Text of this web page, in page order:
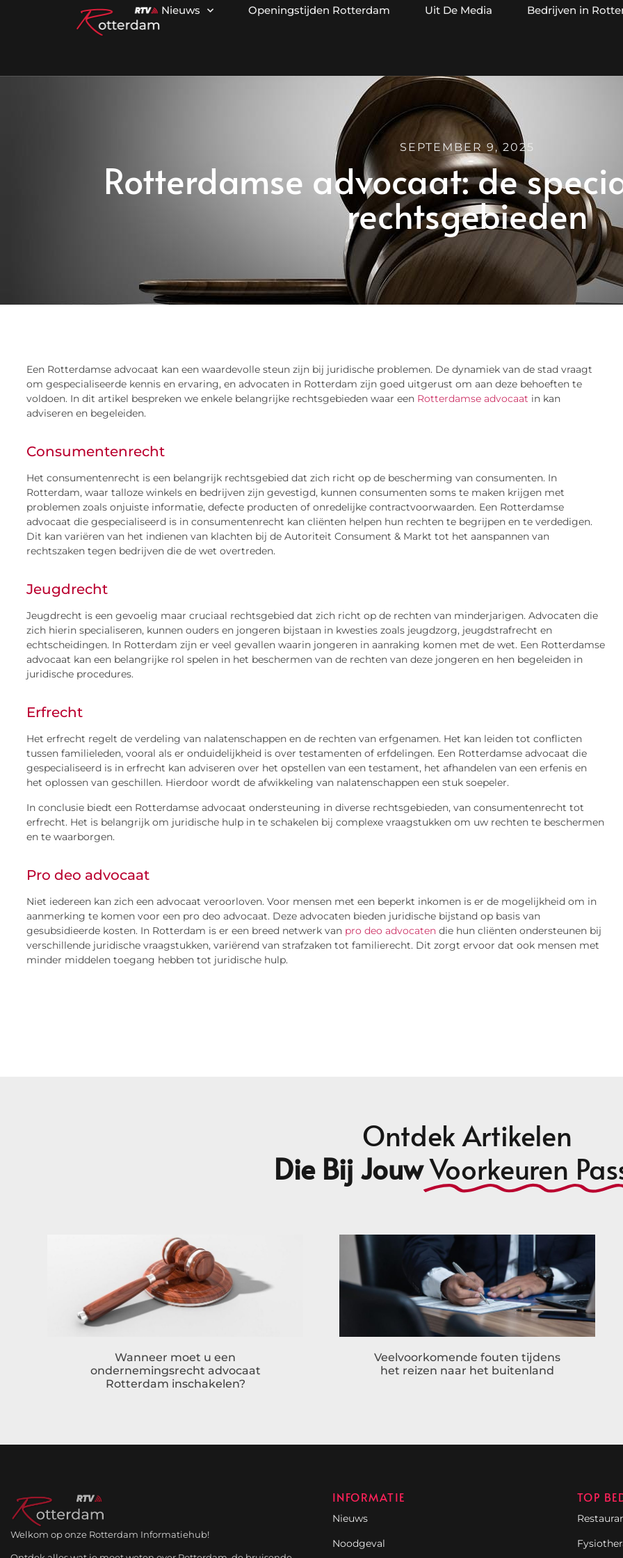
Nieuws Openingstijden Rotterdam Uit De Media Bedrijven in
SEPTEMBER 9, 2025
Rotterdamse advocaat: de
rechtsgebieden
Een Rotterdamse advocaat kan een waardevolle steun zijn bij juridische problemen. De dynamiek van de stad vraagt
om gespecialiseerde kennis en ervaring, en advocaten in Rotterdam zijn goed uitgerust om aan deze behoeften te
voldoen. In dit artikel bespreken we enkele belangrijke rechtsgebieden waar een Rotterdamse advocaat in kan
adviseren en begeleiden.
Consumentenrecht
Het consumentenrecht is een belangrijk rechtsgebied dat zich richt op de bescherming van consumenten. In
Rotterdam, waar talloze winkels en bedrijven zijn gevestigd, kunnen consumenten soms te maken krijgen met
problemen zoals onjuiste informatie, defecte producten of onredelijke contractvoorwaarden. Een Rotterdamse
advocaat die gespecialiseerd is in consumentenrecht kan cliënten helpen hun rechten te begrijpen en te verdedigen.
Dit kan variëren van het indienen van klachten bij de Autoriteit Consument & Markt tot het aanspannen van
rechtszaken tegen bedrijven die de wet overtreden.
Jeugdrecht
Jeugdrecht is een gevoelig maar cruciaal rechtsgebied dat zich richt op de rechten van minderjarigen. Advocaten die
zich hierin specialiseren, kunnen ouders en jongeren bijstaan in kwesties zoals jeugdzorg, jeugdstrafrecht en
echtscheidingen. In Rotterdam zijn er veel gevallen waarin jongeren in aanraking komen met de wet. Een Rotterdamse
advocaat kan een belangrijke rol spelen in het beschermen van de rechten van deze jongeren en hen begeleiden in
juridische procedures.
Erfrecht
Het erfrecht regelt de verdeling van nalatenschappen en de rechten van erfgenamen. Het kan leiden tot conflicten
tussen familieleden, vooral als er onduidelijkheid is over testamenten of erfdelingen. Een Rotterdamse advocaat die
gespecialiseerd is in erfrecht kan adviseren over het opstellen van een testament, het afhandelen van een erfenis en
het oplossen van geschillen. Hierdoor wordt de afwikkeling van nalatenschappen een stuk soepeler.
In conclusie biedt een Rotterdamse advocaat ondersteuning in diverse rechtsgebieden, van consumentenrecht tot
erfrecht. Het is belangrijk om juridische hulp in te schakelen bij complexe vraagstukken om uw rechten te beschermen
en te waarborgen.
Pro deo advocaat
Niet iedereen kan zich een advocaat veroorloven. Voor mensen met een beperkt inkomen is er de mogelijkheid om in
aanmerking te komen voor een pro deo advocaat. Deze advocaten bieden juridische bijstand op basis van
gesubsidieerde kosten. In Rotterdam is er een breed netwerk van pro deo advocaten die hun cliënten ondersteunen bij
verschillende juridische vraagstukken, variërend van strafzaken tot familierecht. Dit zorgt ervoor dat ook mensen met
minder middelen toegang hebben tot juridische hulp.
Ontdek Artikelen
Die Bij JouwVoorkeuren
Wanneer moet u een
ondernemingsrecht advocaat
Rotterdam inschakelen?
Veelvoorkomende fouten tijdens
het reizen naar het buitenland
Welkom op onze Rotterdam Informatiehub!
INFORMATIE
Nieuws
Noodgeval
TOP